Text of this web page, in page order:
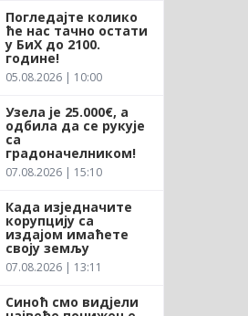
Погледајте колико
ће нас тачно остати
у БиХ до 2100.
године!
05.08.2026 | 10:00
Узела је 25.000€, а
одбила да се рукује
са
градоначелником!
07.08.2026 | 15:10
Када изједначите
корупцију са
издајом имаћете
своју земљу
07.08.2026 | 13:11
Синоћ смо видјели